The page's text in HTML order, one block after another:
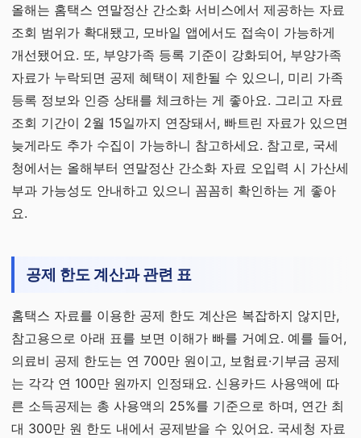
올해는 홈택스 연말정산 간소화 서비스에서 제공하는 자료
조회 범위가 확대됐고, 모바일 앱에서도 접속이 가능하게
개선됐어요. 또, 부양가족 등록 기준이 강화되어, 부양가족
자료가 누락되면 공제 혜택이 제한될 수 있으니, 미리 가족
등록 정보와 인증 상태를 체크하는 게 좋아요. 그리고 자료
조회 기간이 2월 15일까지 연장돼서, 빠트린 자료가 있으면
늦게라도 추가 수집이 가능하니 참고하세요. 참고로, 국세
청에서는 올해부터 연말정산 간소화 자료 오입력 시 가산세
부과 가능성도 안내하고 있으니 꼼꼼히 확인하는 게 좋아
요.
공제 한도 계산과 관련 표
홈택스 자료를 이용한 공제 한도 계산은 복잡하지 않지만,
참고용으로 아래 표를 보면 이해가 빠를 거예요. 예를 들어,
의료비 공제 한도는 연 700만 원이고, 보험료·기부금 공제
는 각각 연 100만 원까지 인정돼요. 신용카드 사용액에 따
른 소득공제는 총 사용액의 25%를 기준으로 하며, 연간 최
대 300만 원 한도 내에서 공제받을 수 있어요. 국세청 자료